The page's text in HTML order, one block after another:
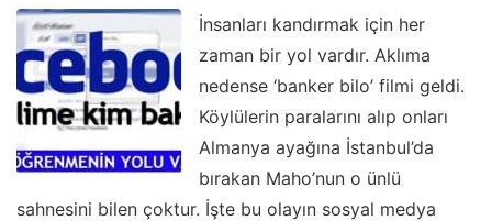
İnsanları kandırmak için her
zaman bir yol vardır. Aklıma
nedense ‘banker bilo’ filmi geldi.
Köylülerin paralarını alıp onları
Almanya ayağına İstanbul’da
bırakan Maho’nun o ünlü
sahnesini bilen çoktur. İşte bu olayın sosyal medya